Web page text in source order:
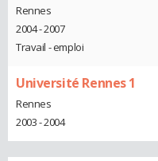
Rennes
2004 - 2007
Travail - emploi
Université Rennes 1
Rennes
2003 - 2004